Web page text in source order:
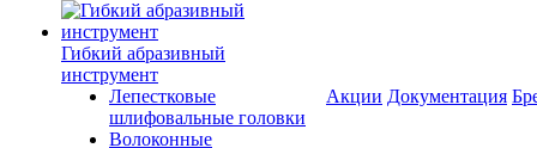
Гибкий абразивный
инструмент
Лепестковые
шлифовальные головки
Волоконные
Акции Документация